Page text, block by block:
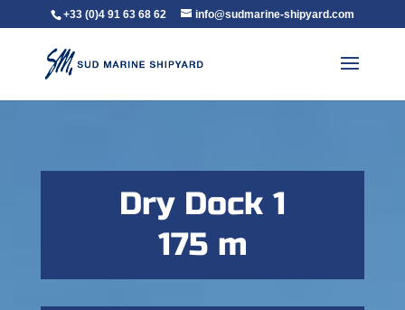
+33 (0)4 91 63 68 62 info@sudmarine-shipyard.com
Dry Dock 1
175 m